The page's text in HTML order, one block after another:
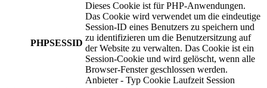
PHPSESSID
Dieses Cookie ist für PHP-Anwendungen.
Das Cookie wird verwendet um die eindeutige
Session-ID eines Benutzers zu speichern und
zu identifizieren um die Benutzersitzung auf
der Website zu verwalten. Das Cookie ist ein
Session-Cookie und wird gelöscht, wenn alle
Browser-Fenster geschlossen werden.
Anbieter - Typ Cookie Laufzeit Session